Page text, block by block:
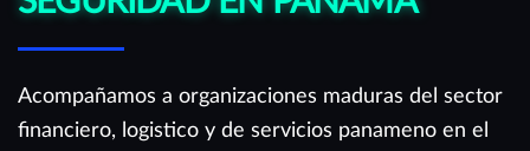
Acompañamos a organizaciones maduras del sector
financiero, logistico y de servicios panameno en el